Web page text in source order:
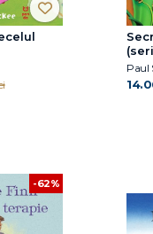
Paul
-62%